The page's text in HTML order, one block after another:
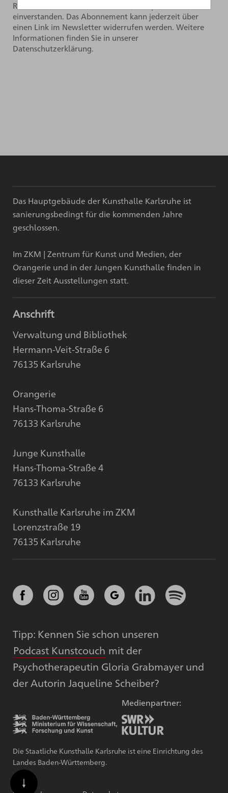
Rahmen des Newsletter-Abonnements per E-Mail
einverstanden. Das Abonnement kann jederzeit über
einen Link im Newsletter widerrufen werden. Weitere
Informationen finden Sie in unserer
Datenschutzerklärung.
Das Hauptgebäude der Kunsthalle Karlsruhe ist
sanierungsbedingt für die kommenden Jahre
geschlossen.
Im ZKM | Zentrum für Kunst und Medien, der
Orangerie und in der Jungen Kunsthalle finden in
dieser Zeit Ausstellungen statt.
Anschrift
Verwaltung und Bibliothek
Hermann-Veit-Straße 6
76135 Karlsruhe
Orangerie
Hans-Thoma-Straße 6
76133 Karlsruhe
Junge Kunsthalle
Hans-Thoma-Straße 4
76133 Karlsruhe
Kunsthalle Karlsruhe im ZKM
Lorenzstraße 19
76135 Karlsruhe
Tipp: Kennen Sie schon unseren
Podcast Kunstcouch mit der
Psychotherapeutin Gloria Grabmayer und
der Autorin Jaqueline Scheiber?
Medienpartner:
Die Staatliche Kunsthalle Karlsruhe ist eine Einrichtung des
Landes Baden-Württemberg.